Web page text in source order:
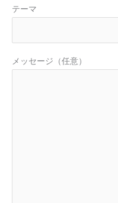
テーマ
メッセージ（任意）